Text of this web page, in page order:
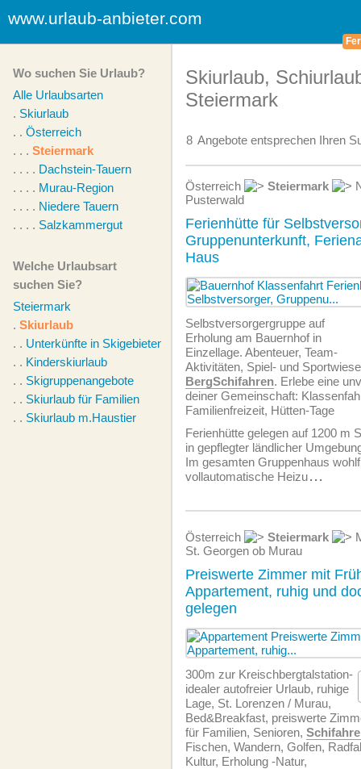
www.urlaub-anbieter.com
Wo suchen Sie Urlaub?
Alle Urlaubsarten
. Skiurlaub
. . Österreich
. . . Steiermark
. . . . Dachstein-Tauern
. . . . Murau-Region
. . . . Niedere Tauern
. . . . Salzkammergut
Welche Urlaubsart
suchen Sie?
Steiermark
. Skiurlaub
. . Unterkünfte in Skigebieten
. . Kinderskiurlaub
. . Skigruppenangebote
. . Skiurlaub für Familien
. . Skiurlaub m.Haustier
Skiurlaub,
Steiermark
8 Angebote entsprechen Ihren
Österreich Steiermark
Pusterwald
Ferienhütte für
Gruppenunterkunft,
Haus
Selbstversorgergruppe auf
Erholung am Bauernhof in
Einzellage. Abenteuer, Team-
Aktivitäten, Spiel- und
BergSchifahren. Erlebe eine
deiner Gemeinschaft:
Familienfreizeit, Hütten-Tage
Ferienhütte gelegen auf 1200 m
in gepflegter ländlicher
Im gesamten Gruppenhaus
vollautomatische Heizu...
Österreich Steiermark
St. Georgen ob Murau
Preiswerte Zimmer mit
Appartement, ruhig und
gelegen
300m zur Kreischbergtalstation-
idealer autofreier Urlaub, ruhige
Lage, St. Lorenzen / Murau,
Bed&Breakfast, preiswerte
für Familien, Senioren,
Fischen, Wandern, Golfen,
Kultur, Erholung -Natur,